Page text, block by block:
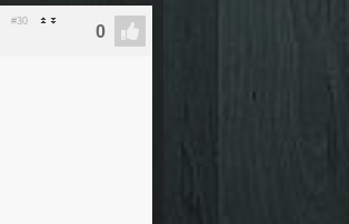
#30